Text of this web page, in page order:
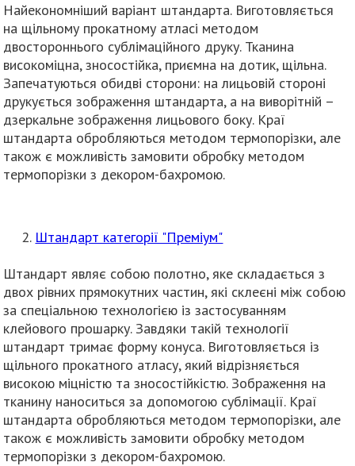
Найекономніший варіант штандарта. Виготовляється
на щільному прокатному атласі методом
двостороннього сублімаційного друку. Тканина
високоміцна, зносостійка, приємна на дотик, щільна.
Запечатуються обидві сторони: на лицьовій стороні
друкується зображення штандарта, а на виворітній –
дзеркальне зображення лицьового боку. Краї
штандарта обробляються методом термопорізки, але
також є можливість замовити обробку методом
термопорізки з декором-бахромою.
Штандарт категорії "Преміум"
Штандарт являє собою полотно, яке складається з
двох рівних прямокутних частин, які склеєні між собою
за спеціальною технологією із застосуванням
клейового прошарку. Завдяки такій технології
штандарт тримає форму конуса. Виготовляється із
щільного прокатного атласу, який відрізняється
високою міцністю та зносостійкістю. Зображення на
тканину наноситься за допомогою сублімації. Краї
штандарта обробляються методом термопорізки, але
також є можливість замовити обробку методом
термопорізки з декором-бахромою.